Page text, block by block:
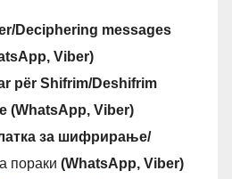
Deciphering messages
Viber)
për Shifrim/Deshifrim
(WhatsApp, Viber)
за шифрирање/
пораки (WhatsApp, Viber)